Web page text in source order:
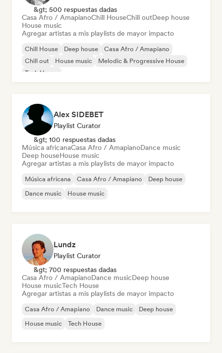
&gt; 500 respuestas dadas
Casa Afro / AmapianoChill HouseChill outDeep house
House music
Agregar artistas a mis playlists de mayor impacto
Chill House Deep house
Casa Afro / Amapiano
Chill out
House music
Melodic & Progressive House
Tech House
Alex SIDEBET
Playlist Curator
&gt; 100 respuestas dadas
Música africanaCasa Afro / AmapianoDance music
Deep houseHouse music
Agregar artistas a mis playlists de mayor impacto
Música africana Casa Afro / Amapiano
Deep house
Dance music
House music
Lundz
Playlist Curator
&gt; 700 respuestas dadas
Casa Afro / AmapianoDance musicDeep house
House musicTech House
Agregar artistas a mis playlists de mayor impacto
Casa Afro / Amapiano Dance music
Deep house
House music
Tech House